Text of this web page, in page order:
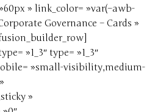
» link_color= »var(–awb-
Governance – Cards »
»1_3″ type= »1_3″
»small-visibility,medium-
»